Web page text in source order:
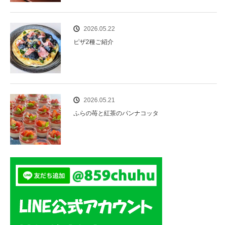
2026.05.22
ピザ2種ご紹介
2026.05.21
ふらの苺と紅茶のパンナコッタ